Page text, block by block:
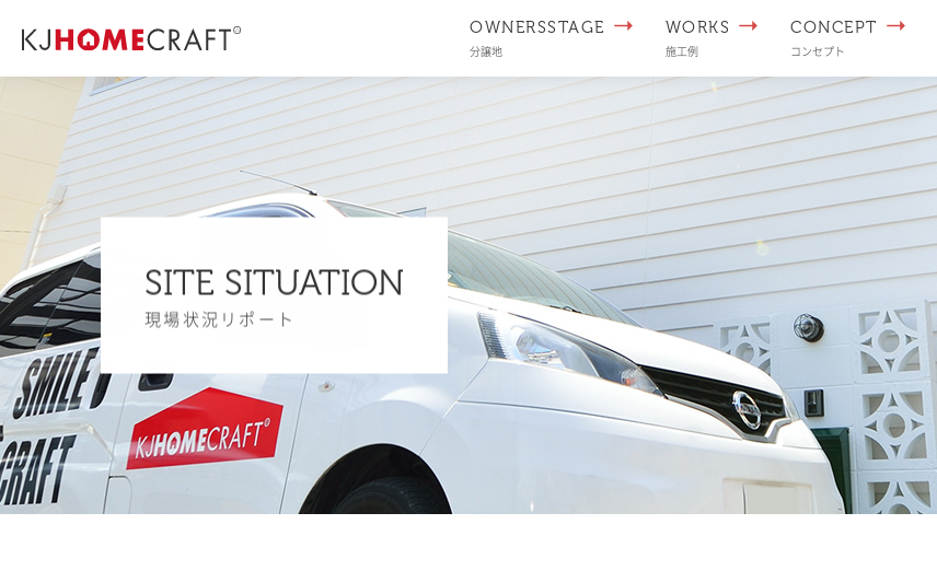
OWNERSSTAGE
分譲地
WORKS
施工例
CONCEPT
コンセプト
SITE SITUATION
現場状況リポート